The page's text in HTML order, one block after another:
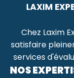
LAXIM
Chez Laxim
satisfaire
services
NOS